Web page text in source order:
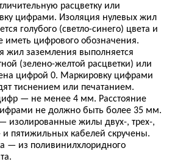
расцветку или
цифрами. Изоляция нулевых жил
голубого (светло-синего) цвета и
иметь цифрового обозначения.
жил заземления выполняется
(зелено-желтой расцветки) или
цифрой 0. Маркировку цифрами
тиснением или печатанием.
— не менее 4 мм. Расстояние
не должно быть более 35 мм.
изолированные жилы двух-, трех-,
и пятижильных кабелей скручены.
— из поливинилхлоридного